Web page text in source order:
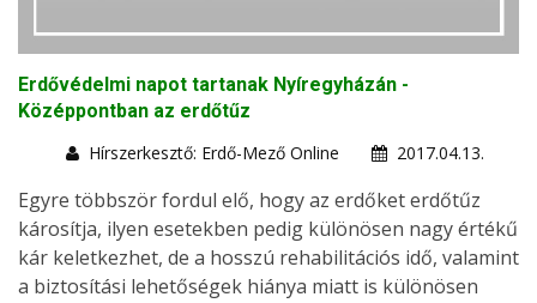
Erdővédelmi napot tartanak Nyíregyházán -
Középpontban az erdőtűz
Hírszerkesztő: Erdő-Mező Online
2017.04.13.
Egyre többször fordul elő, hogy az erdőket erdőtűz
károsítja, ilyen esetekben pedig különösen nagy értékű
kár keletkezhet, de a hosszú rehabilitációs idő, valamint
a biztosítási lehetőségek hiánya miatt is különösen